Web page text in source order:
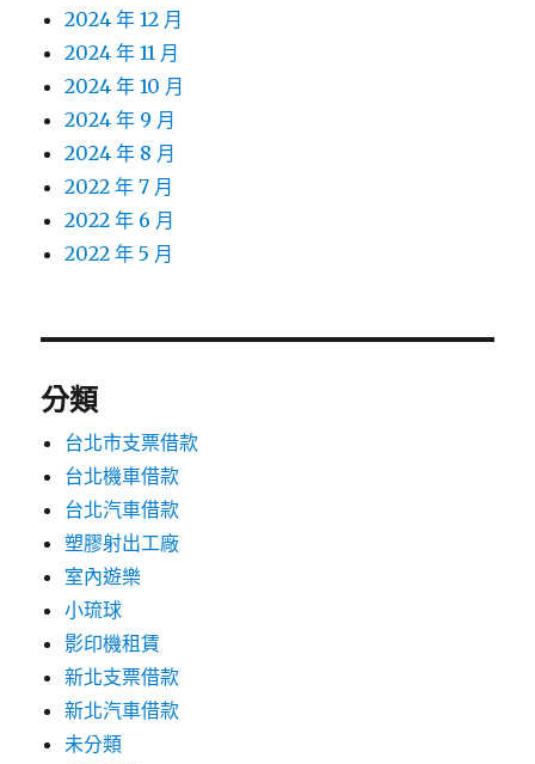
2024 年 12 月
2024 年 11 月
2024 年 10 月
2024 年 9 月
2024 年 8 月
2022 年 7 月
2022 年 6 月
2022 年 5 月
分類
台北市支票借款
台北機車借款
台北汽車借款
塑膠射出工廠
室內遊樂
小琉球
影印機租賃
新北支票借款
新北汽車借款
未分類